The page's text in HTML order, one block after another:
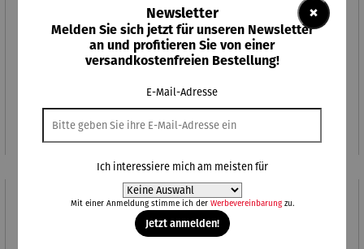
37% gespartRabatt
×
Newsletter
Melden Sie sich jetzt für unseren Newsletter
an und profitieren Sie von einer
versandkostenfreien Bestellung!
E-Mail-Adresse
Ich interessiere mich am meisten für
Mit einer Anmeldung stimme ich der Werbevereinbarungzu.
Jetzt anmelden!